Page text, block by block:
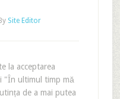
By Site Editor
la acceptarea
"În ultimul timp mă
de a mai putea